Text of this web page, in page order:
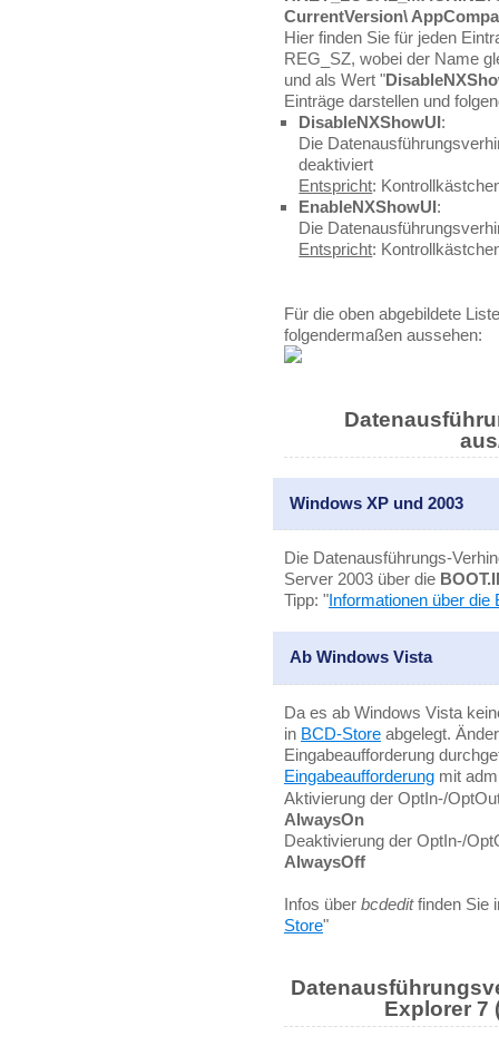
CurrentVersion\
Hier finden Sie für jeden
REG_SZ, wobei der Name
und als Wert "
Einträge darstellen und
DisableNXShowUI:
Die
deaktiviert
Entspricht:
EnableNXShowUI:
Die
Entspricht:
Für die oben abgebildete
folgendermaßen aussehen:
Windows XP und 2003
Die Datenausführungs-
Server 2003 über die
Tipp: "Informationen über die
Ab Windows Vista
Da es ab Windows Vista
in BCD-Store abgelegt.
Eingabeaufforderung
Eingabeaufforderung mit
Aktivierung der OptIn-/
AlwaysOn
Deaktivierung der OptIn-/
AlwaysOff
Infos über bcdeditfinden Sie
Store"
Explorer 7